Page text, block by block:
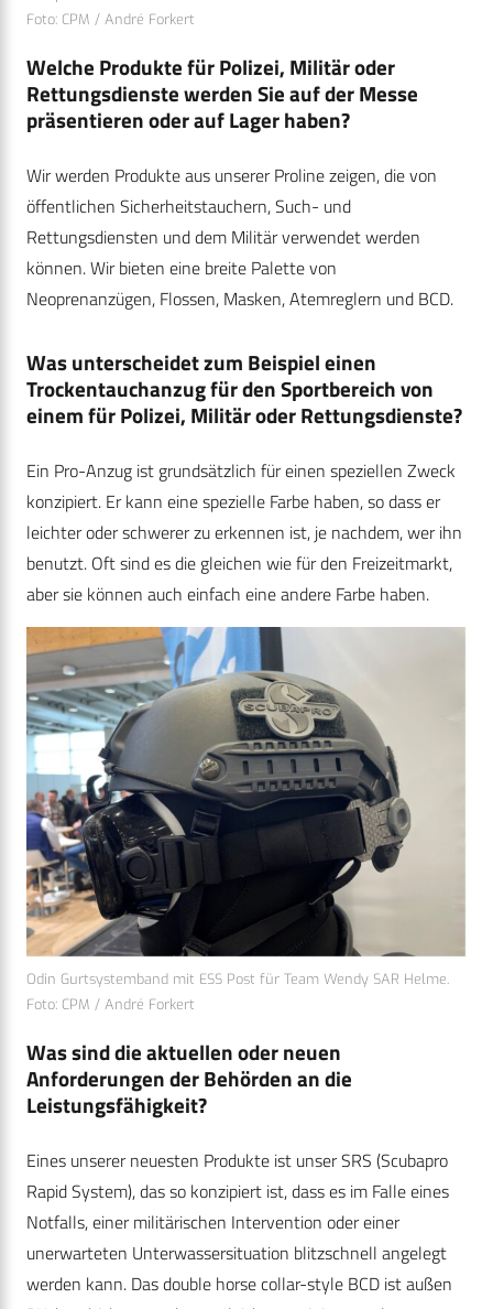
Foto: CPM / André Forkert
Welche Produkte für Polizei, Militär oder
Rettungsdienste werden Sie auf der Messe
präsentieren oder auf Lager haben?
Wir werden Produkte aus unserer Proline zeigen, die von
öffentlichen Sicherheitstauchern, Such- und
Rettungsdiensten und dem Militär verwendet werden
können. Wir bieten eine breite Palette von
Neoprenanzügen, Flossen, Masken, Atemreglern und BCD.
Was unterscheidet zum Beispiel einen
Trockentauchanzug für den Sportbereich von
einem für Polizei, Militär oder Rettungsdienste?
Ein Pro-Anzug ist grundsätzlich für einen speziellen Zweck
konzipiert. Er kann eine spezielle Farbe haben, so dass er
leichter oder schwerer zu erkennen ist, je nachdem, wer ihn
benutzt. Oft sind es die gleichen wie für den Freizeitmarkt,
aber sie können auch einfach eine andere Farbe haben.
Odin Gurtsystemband mit ESS Post für Team Wendy SAR Helme.
Foto: CPM / André Forkert
Was sind die aktuellen oder neuen
Anforderungen der Behörden an die
Leistungsfähigkeit?
Eines unserer neuesten Produkte ist unser SRS (Scubapro
Rapid System), das so konzipiert ist, dass es im Falle eines
Notfalls, einer militärischen Intervention oder einer
unerwarteten Unterwassersituation blitzschnell angelegt
werden kann. Das double horse collar-style BCD ist außen